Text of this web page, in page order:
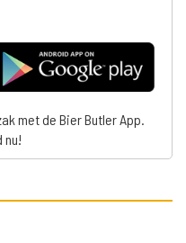
met de Bier Butler App.
nu!